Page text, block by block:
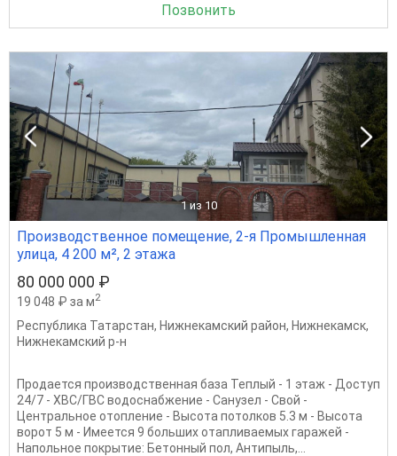
Позвонить
1 из 10
Производственное помещение, 2-я Промышленная
улица, 4 200 м², 2 этажа
80 000 000 ₽
19 048 ₽ за м2
Республика Татарстан, Нижнекамский район, Нижнекамск,
Нижнекамский р-н
Продается производственная база Теплый - 1 этаж - Доступ
24/7 - ХВС/ГВС водоснабжение - Санузел - Свой -
Центральное отопление - Высота потолков 5.3 м - Высота
ворот 5 м - ⁠Имеется 9 больших отапливаемых гаражей -
Напольное покрытие: Бетонный пол, Антипыль,...